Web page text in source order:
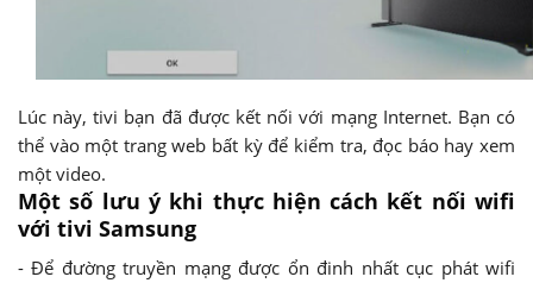
Lúc này, tivi bạn đã được kết nối với mạng Internet. Bạn có
thể vào một trang web bất kỳ để kiểm tra, đọc báo hay xem
một video.
Một số lưu ý khi thực hiện cách kết nối wifi
với tivi Samsung
- Để đường truyền mạng được ổn đinh nhất cục phát wifi